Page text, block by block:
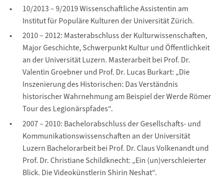
10/2013 – 9/2019 Wissenschaftliche Assistentin am
Institut für Populäre Kulturen der Universität Zürich.
2010 – 2012: Masterabschluss der Kulturwissenschaften,
Major Geschichte, Schwerpunkt Kultur und Öffentlichkeit
an der Universität Luzern. Masterarbeit bei Prof. Dr.
Valentin Groebner und Prof. Dr. Lucas Burkart: „Die
Inszenierung des Historischen: Das Verständnis
historischer Wahrnehmung am Beispiel der Werde Römer
Tour des Legionärspfades“.
2007 – 2010: Bachelorabschluss der Gesellschafts- und
Kommunikationswissenschaften an der Universität
Luzern Bachelorarbeit bei Prof. Dr. Claus Volkenandt und
Prof. Dr. Christiane Schildknecht: „Ein (un)verschleierter
Blick. Die Videokünstlerin Shirin Neshat“.